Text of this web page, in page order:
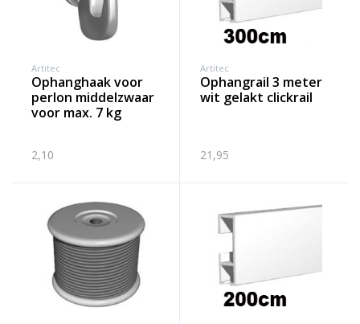
Artitec
ophanghaak voor
perlon middelzwaar
voor max. 7 kg
2,10
Artitec
ophangrail 3 meter
wit gelakt clickrail
21,95